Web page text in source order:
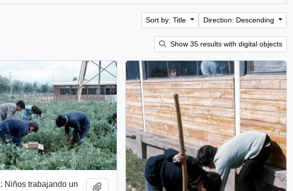
Sort by: Title Direction: Descending
Show 35 results with digital objects
Niños trabajando un
Add to clipboard